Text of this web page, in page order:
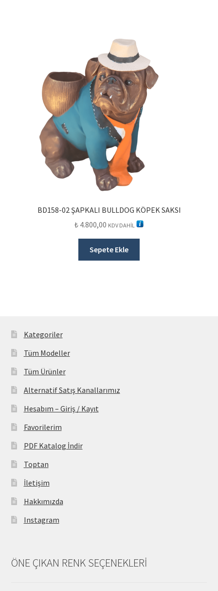
BD158-02 ŞAPKALI BULLDOG KÖPEK SAKSI
₺ 4.800,00 KDV DAHİL
Sepete Ekle
Kategoriler
Tüm Modeller
Tüm Ürünler
Alternatif Satış Kanallarımız
Hesabım – Giriş / Kayıt
Favorilerim
PDF Katalog İndir
Toptan
İletişim
Hakkımızda
Instagram
ÖNE ÇIKAN RENK SEÇENEKLERİ